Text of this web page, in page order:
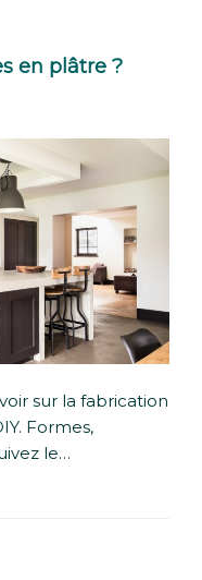
en plâtre ?
sur la fabrication
Formes,
le…